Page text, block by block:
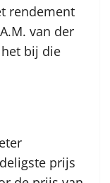
rendement
van der
bij die
prijs